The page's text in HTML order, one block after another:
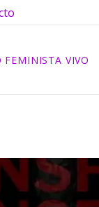
FEMINISTA VIVO